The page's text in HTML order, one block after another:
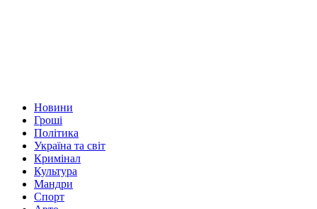
Новини
Гроші
Політика
Україна та світ
Кримінал
Культура
Мандри
Спорт